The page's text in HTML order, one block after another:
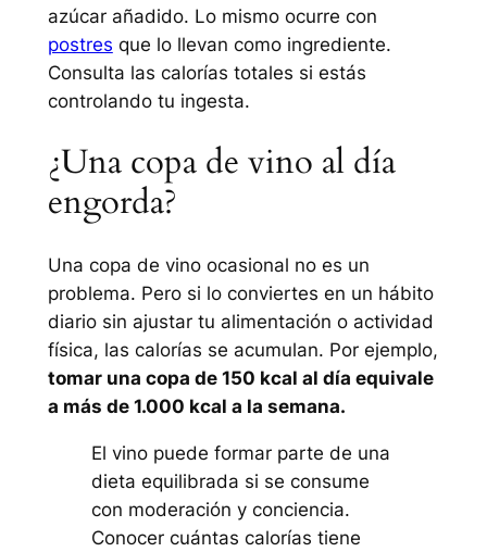
azúcar añadido. Lo mismo ocurre con
postres que lo llevan como ingrediente.
Consulta las calorías totales si estás
controlando tu ingesta.
¿Una copa de vino al día
engorda?
Una copa de vino ocasional no es un
problema. Pero si lo conviertes en un hábito
diario sin ajustar tu alimentación o actividad
física, las calorías se acumulan. Por ejemplo,
tomar una copa de 150 kcal al día equivale
a más de 1.000 kcal a la semana.
El vino puede formar parte de una
dieta equilibrada si se consume
con moderación y conciencia.
Conocer cuántas calorías tiene